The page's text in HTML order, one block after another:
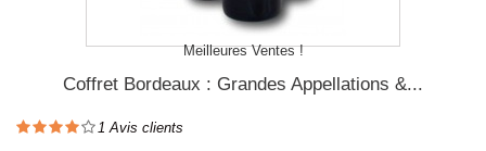
Meilleures Ventes !
Coffret Bordeaux : Grandes Appellations &...
1 Avis clients